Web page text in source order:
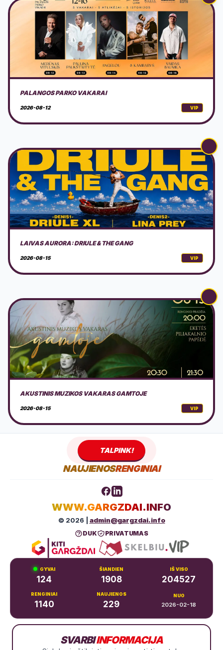
LAIVAS AURORA: DRIULE & THE GANG
2026-08-15 VIP
AKUSTINIS MUZIKOS VAKARAS GAMTOJE
2026-08-15 VIP
9-TASIS CEPELINŲ VIRIMO LIETUVOS ČEMPIONATAS
WWW.GARGZDAI.INFO
PRIVATUMAS
GYVAI ŠIANDIEN IŠ VISO
RENGINIAI NAUJIENOS NUO
Dariaus ir Girėno g. 11, Gargždai
+370 683 99766
SVARBIINFORMACIJA